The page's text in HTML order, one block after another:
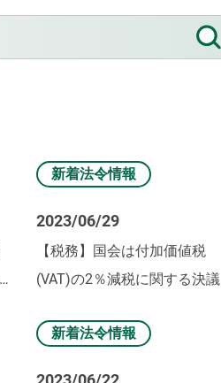
新着法令情報
2023/06/29
【税務】国会は付加価値税
(VAT)の2％減税に関する決議
新着法令情報